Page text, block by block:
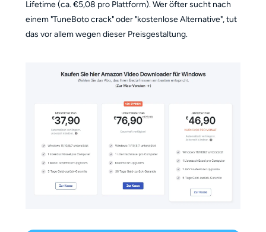
Lifetime (ca. €5,08 pro Plattform). Wer öfter sucht nach
einem "TuneBoto crack" oder "kostenlose Alternative", tut
das vor allem wegen dieser Preisgestaltung.